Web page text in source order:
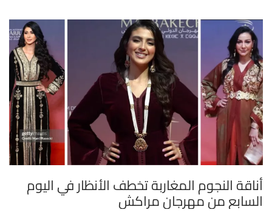
أناقة النجوم المغاربة تخطف الأنظار في اليوم
السابع من مهرجان مراكش